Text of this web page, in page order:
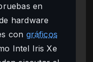
en
hardware
con gráficos
Intel Iris Xe